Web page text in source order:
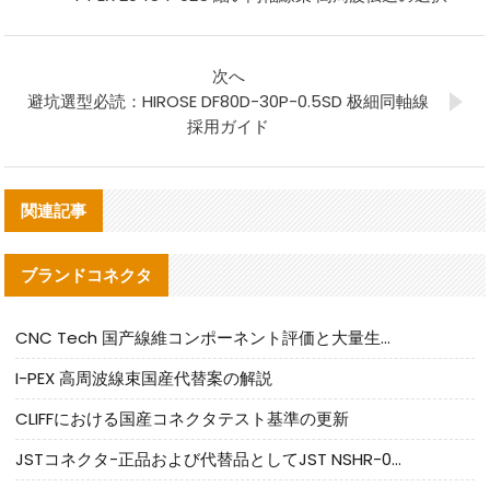
次へ
避坑選型必読：HIROSE DF80D-30P-0.5SD 极細同軸線
採用ガイド
関連記事
ブランドコネクタ
CNC Tech 国产線維コンポーネント評価と大量生産適合ガイド
I-PEX 高周波線束国産代替案の解説
CLIFFにおける国産コネクタテスト基準の更新
JSTコネクタ-正品および代替品としてJST NSHR-02V-Sコネクタを提供します